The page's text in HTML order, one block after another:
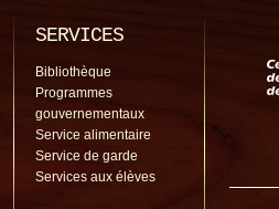
SERVICES
Bibliothèque
Programmes
gouvernementaux
Service alimentaire
Service de garde
Services aux élèves